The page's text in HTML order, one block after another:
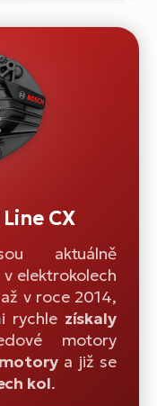
CX
aktuálně
v elektrokolech
v roce 2014,
rychle získaly
motory
a již se
kol.